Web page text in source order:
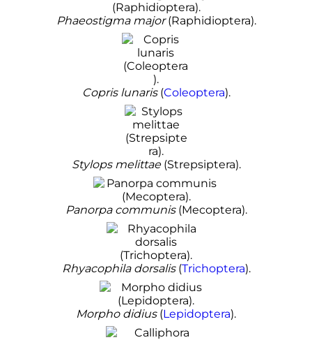
Phaeostigma major(Raphidioptera).
Copris lunaris(Coleoptera).
Stylops melittae(Strepsiptera).
Panorpa communis(Mecoptera).
Rhyacophila dorsalis(Trichoptera).
Morpho didius(Lepidoptera).